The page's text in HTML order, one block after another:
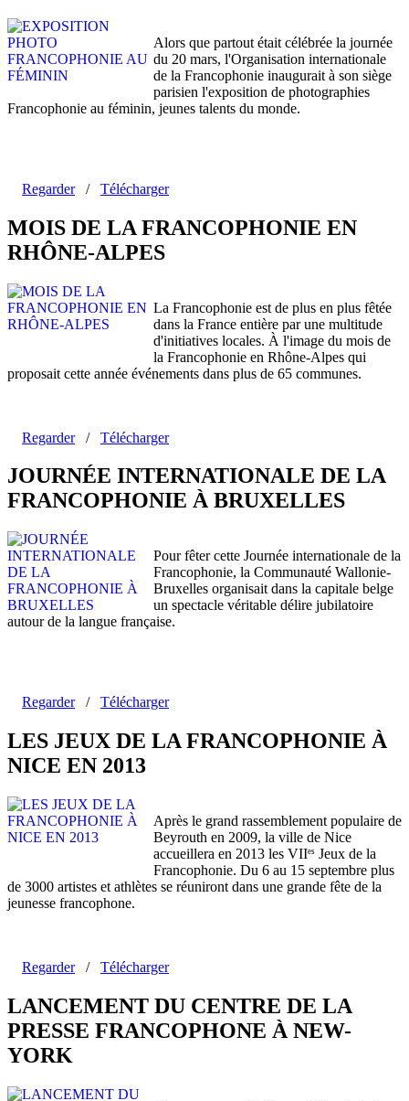
Alors que partout était célébrée la journée
du 20 mars, l'Organisation internationale
de la Francophonie inaugurait à son siège
parisien l'exposition de photographies
Francophonie au féminin, jeunes talents du monde.
Regarder/ Télécharger
MOIS DE LA FRANCOPHONIE EN
RHÔNE-ALPES
La Francophonie est de plus en plus fêtée
dans la France entière par une multitude
d'initiatives locales. À l'image du mois de
la Francophonie en Rhône-Alpes qui
proposait cette année événements dans plus de 65 communes.
Regarder/ Télécharger
JOURNÉE INTERNATIONALE DE LA
FRANCOPHONIE À BRUXELLES
Pour fêter cette Journée internationale de la
Francophonie, la Communauté Wallonie-
Bruxelles organisait dans la capitale belge
un spectacle véritable délire jubilatoire
autour de la langue française.
Regarder/ Télécharger
LES JEUX DE LA FRANCOPHONIE À
NICE EN 2013
Après le grand rassemblement populaire de
Beyrouth en 2009, la ville de Nice
accueillera en 2013 les VIIes Jeux de la
Francophonie. Du 6 au 15 septembre plus
de 3000 artistes et athlètes se réuniront dans une grande fête de la
jeunesse francophone.
Regarder/ Télécharger
LANCEMENT DU CENTRE DE LA
PRESSE FRANCOPHONE À NEW-
YORK